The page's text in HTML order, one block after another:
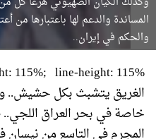
المساندة والدعم لها باعتبارها من
والحكم في إيران..
115%;
الغريق يتشبث بكل حشيش..
خاصة في بحر العراق